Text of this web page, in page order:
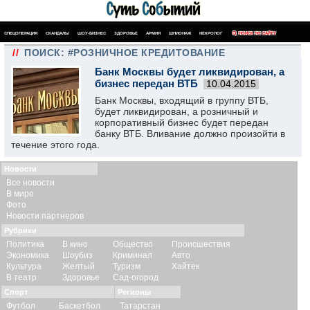
СПЕЦОПЕРАЦИЯ СКАНДАЛЫ ШОУ-БИЗНЕС ЗДОРОВЬЕ АРМИЯ ШПИОНАЖ НЕКРОЛОГ ПОИСК ПО САЙТУ
// ПОИСК: #РОЗНИЧНОЕ КРЕДИТОВАНИЕ
Банк Москвы будет ликвидирован, а
бизнес передан ВТБ
10.04.2015
Банк Москвы, входящий в группу ВТБ,
будет ликвидирован, а розничный и
корпоративный бизнес будет передан
банку ВТБ. Вливание должно произойти в
течение этого года.
Новости
Все новости
В мире
Фото
Новости партнеров
Рубрики
Политика
Экономика
Культура
В театр
В кино
Шоубиз
Желтый
Здоровье
Общество
Криминал
Туризм
Сад-огород
Происшествия
Авто
Хайтек
Спорт
Футбол
Баскетбол
Регионы
Татарстан